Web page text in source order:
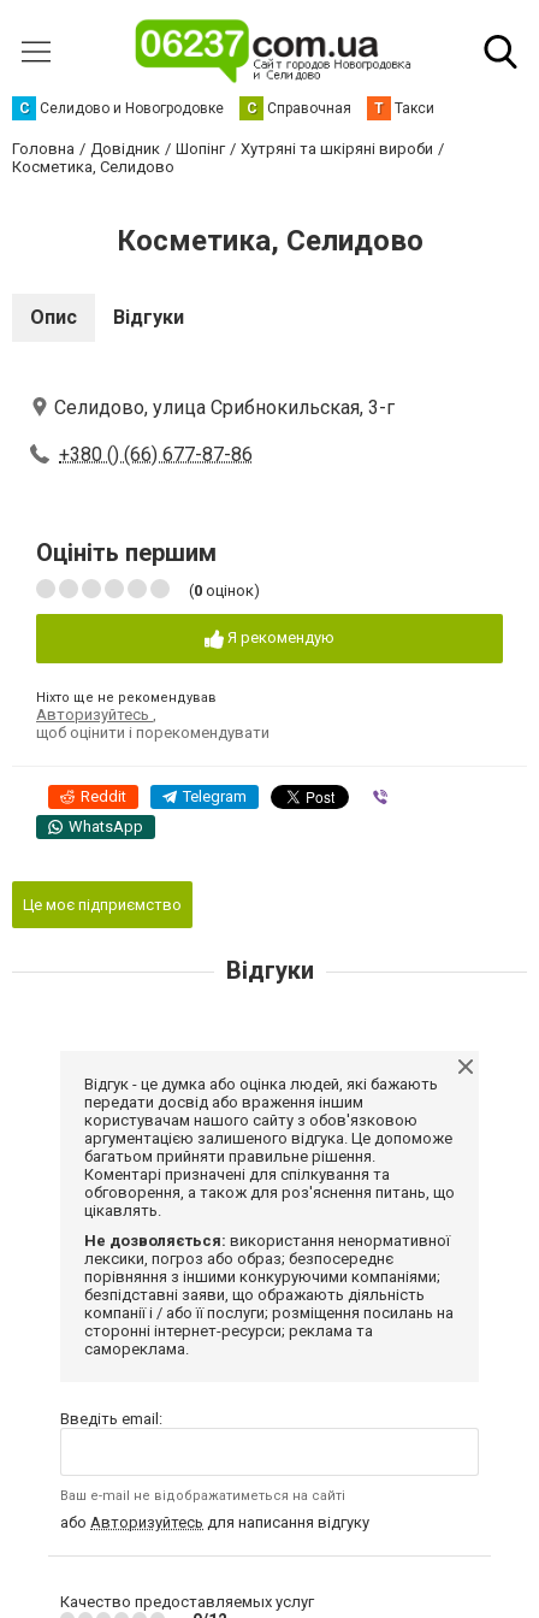
С Селидово и Новогродовке С Справочная Т Такси
Головна Довідник Шопінг
Хутряні та шкіряні вироби
Косметика, Селидово
Косметика, Селидово
Опис Відгуки
Селидово, улица Срибнокильская, 3-г
+380 () (66) 677-87-86
Оцініть першим
(0 оцінок)
Я рекомендую
Ніхто ще не рекомендував
Авторизуйтесь
щоб оцінити і порекомендувати
Reddit Telegram
WhatsApp
Це моє підприємство
Відгуки
Відгук - це думка або оцінка людей, які бажають
передати досвід або враження іншим
користувачам нашого сайту з обов'язковою
аргументацією залишеного відгука. Це допоможе
багатьом прийняти правильне рішення.
Коментарі призначені для спілкування та
обговорення, а також для роз'яснення питань, що
цікавлять.
Не дозволяється: використання ненормативної
лексики, погроз або образ; безпосереднє
порівняння з іншими конкуруючими компаніями;
безпідставні заяви, що ображають діяльність
компанії і / або її послуги; розміщення посилань на
сторонні інтернет-ресурси; реклама та
самореклама.
Введіть email:
Ваш e-mail не відображатиметься на сайті
або Авторизуйтесь для написання відгуку
Качество предоставляемых услуг